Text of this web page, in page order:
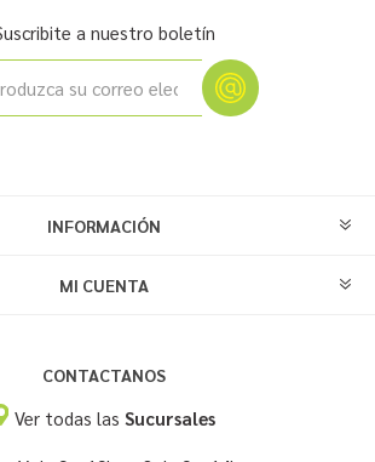
a nuestro boletín
INFORMACIÓN
MI CUENTA
CONTACTANOS
Ver todas lasSucursales